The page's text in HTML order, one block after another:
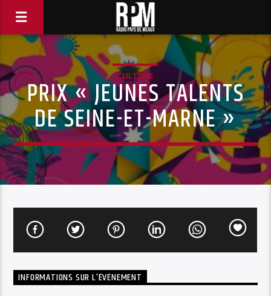
CULTURE
PRIX « JEUNES TALENTS
DE SEINE-ET-MARNE »
INFORMATIONS SUR L'ÉVÉNEMENT